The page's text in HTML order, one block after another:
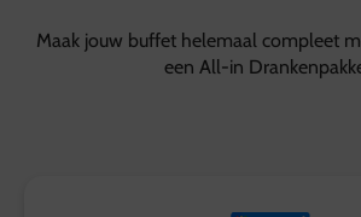
Maak jouw buffet helemaal compleet
een All-in